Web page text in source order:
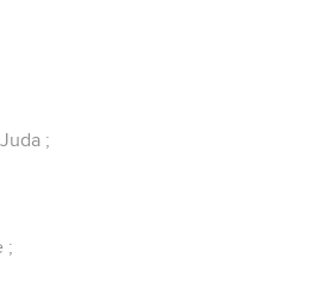
;
;